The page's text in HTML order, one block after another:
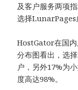
及客户服务两项
选择LunarPages
HostGator在国内
分布图看出，选
户，另外17%为
度高达98%。